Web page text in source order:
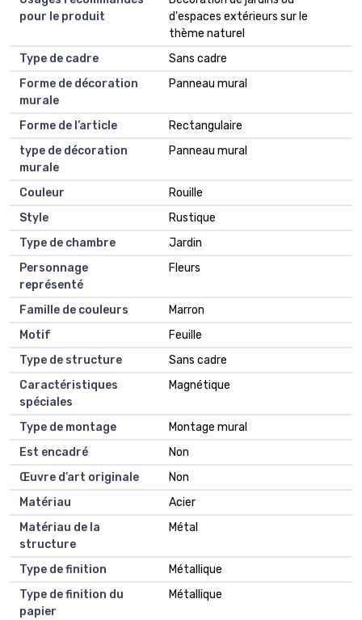
pour le produit
d'espaces extérieurs sur le
thème naturel
Type de cadre
Sans cadre
Forme de décoration
murale
Panneau mural
Forme de l’article
Rectangulaire
type de décoration
murale
Panneau mural
Couleur
Rouille
Style
Rustique
Type de chambre
Jardin
Personnage
représenté
Fleurs
Famille de couleurs
Marron
Motif
Feuille
Type de structure
Sans cadre
Caractéristiques
spéciales
Magnétique
Type de montage
Montage mural
Est encadré
Non
Œuvre d’art originale
Non
Matériau
Acier
Matériau de la
structure
Métal
Type de finition
Métallique
Type de finition du
papier
Métallique